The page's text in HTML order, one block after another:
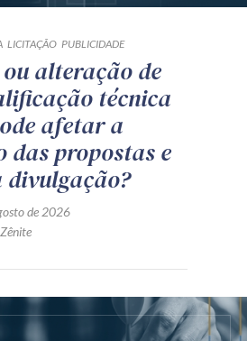
LICITAÇÃO PUBLICIDADE
alteração de
técnica
afetar a
das propostas e
de 2026